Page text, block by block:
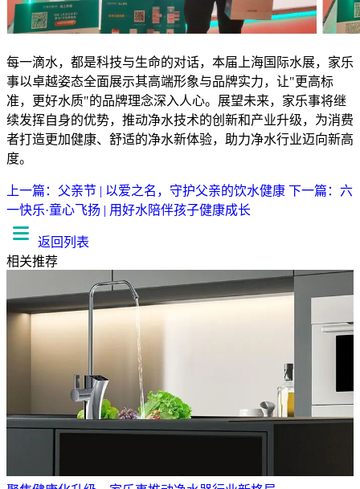
每一滴水，都是科技与生命的对话，本届上海国际水展，家乐
事以卓越姿态全面展示其高端形象与品牌实力，让"更高标
准，更好水质"的品牌理念深入人心。展望未来，家乐事将继
续发挥自身的优势，推动净水技术的创新和产业升级，为消费
者打造更加健康、舒适的净水新体验，助力净水行业迈向新高
度。
上一篇：父亲节 | 以爱之名，守护父亲的饮水健康 下一篇：六
一快乐·童心飞扬 | 用好水陪伴孩子健康成长
返回列表
相关推荐